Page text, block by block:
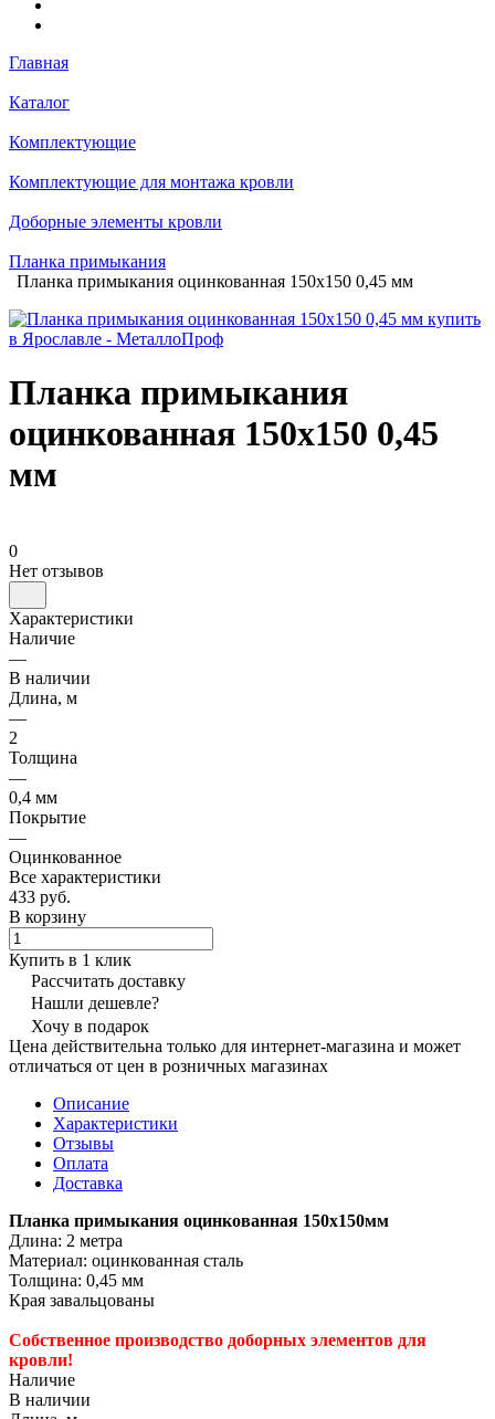
Главная
Каталог
Комплектующие
Комплектующие для монтажа кровли
Доборные элементы кровли
Планка примыкания
Планка примыкания оцинкованная 150х150 0,45 мм
Планка примыкания
оцинкованная 150х150 0,45
мм
0
Нет отзывов
Характеристики
Наличие
—
В наличии
Длина, м
—
2
Толщина
—
0,4 мм
Покрытие
—
Оцинкованное
Все характеристики
433 руб.
В корзину
Купить в 1 клик
Рассчитать доставку
Нашли дешевле?
Хочу в подарок
Цена действительна только для интернет-магазина и может
отличаться от цен в розничных магазинах
Описание
Характеристики
Отзывы
Оплата
Доставка
Планка примыкания оцинкованная 150х150мм
Длина: 2 метра
Материал: оцинкованная сталь
Толщина: 0,45 мм
Края завальцованы
Собственное производство доборных элементов для
кровли!
Наличие
В наличии